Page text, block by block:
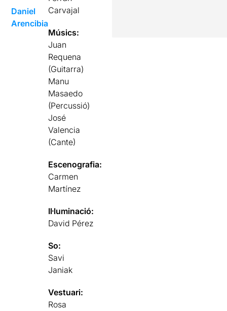
Daniel
Arencibia
Carvajal
Músics:
Juan
Requena
(Guitarra)
Manu
Masaedo
(Percussió)
José
Valencia
(Cante)
Escenografia:
Carmen
Martínez
Il·luminació:
David Pérez
So:
Savi
Janiak
Vestuari:
Rosa